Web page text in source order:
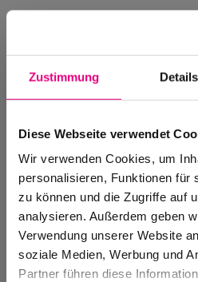
Zustimmung Details
Diese Webseite verwendet
Wir verwenden Cookies, um
personalisieren, Funktionen für
zu können und die Zugriffe auf
analysieren. Außerdem geben
Verwendung unserer Website
soziale Medien, Werbung und
Partner führen diese
Events Archive